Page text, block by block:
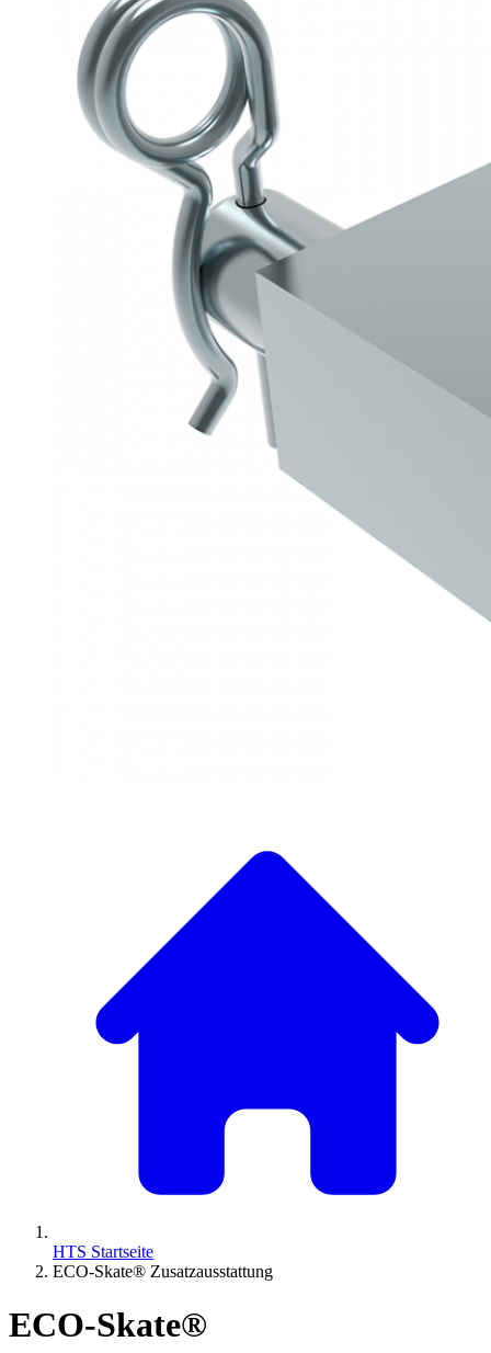
HTS Startseite
ECO-Skate® Zusatzausstattung
ECO-Skate®